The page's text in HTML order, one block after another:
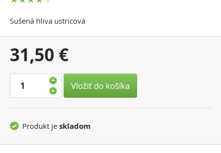
Sušená hliva ustricová
Vaša
cena:
31,50 €
Vložiť do košíka
Produkt je skladom